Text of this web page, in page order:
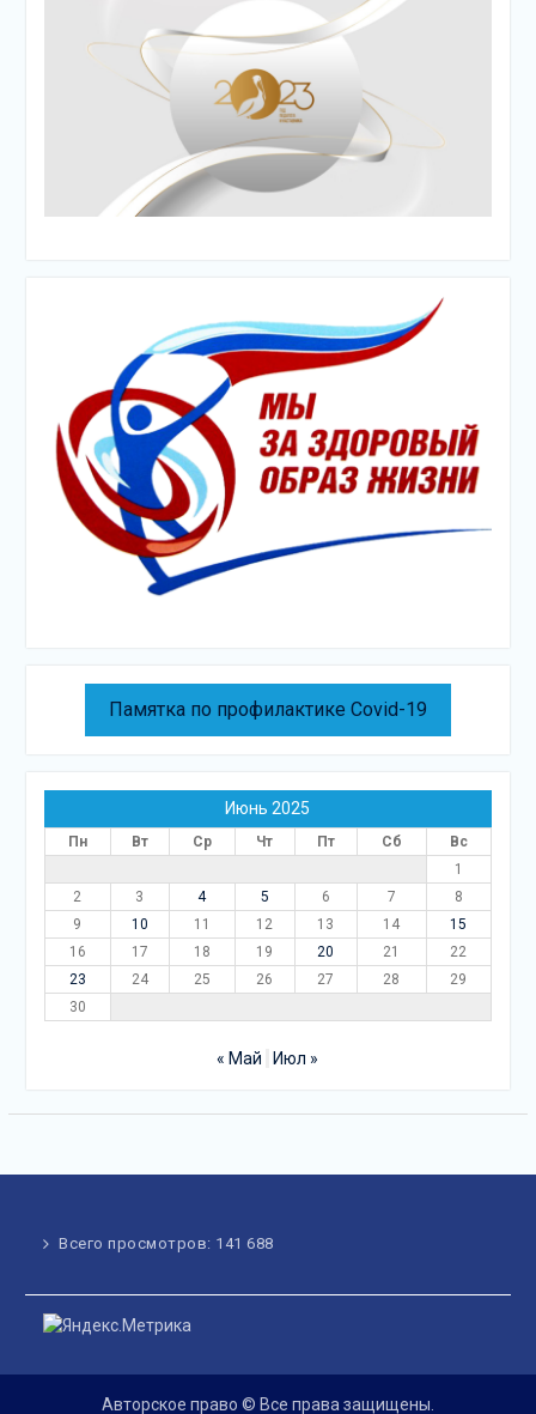
Памятка по профилактике Covid-19
Июнь 2025
Пн Вт Ср Чт Пт Сб
Вс
1
2
3 4 5 6 7
8
9
10 11 12 13 14
15
16
17 18 19 20 21
22
23
24 25 26 27 28
29
30
« Май Июл »
Всего просмотров: 141 688
Авторское право © Все права защищены.